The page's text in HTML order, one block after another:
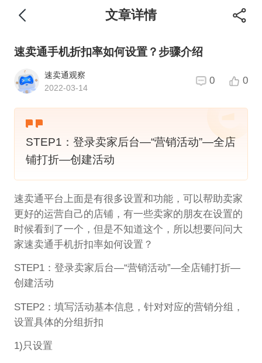
文章详情
速卖通手机折扣率如何设置？步骤介绍
速卖通观察
2022-03-14
0 0
STEP1：登录卖家后台—“营销活动”—全店
铺打折—创建活动
速卖通平台上面是有很多设置和功能，可以帮助卖家
更好的运营自己的店铺，有一些卖家的朋友在设置的
时候看到了一个，但是不知道这个，所以想要问问大
家速卖通手机折扣率如何设置？
STEP1：登录卖家后台—“营销活动”—全店铺打折—
创建活动
STEP2：填写活动基本信息，针对对应的营销分组，
设置具体的分组折扣
1)只设置